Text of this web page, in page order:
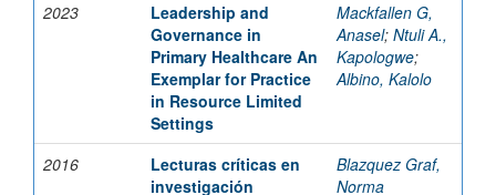
2023
Leadership and
Governance in
Primary Healthcare An
Exemplar for Practice
in Resource Limited
Settings
Mackfallen G,
Anasel; Ntuli A.,
Kapologwe;
Albino, Kalolo
2016
Lecturas críticas en
investigación
Blazquez Graf,
Norma